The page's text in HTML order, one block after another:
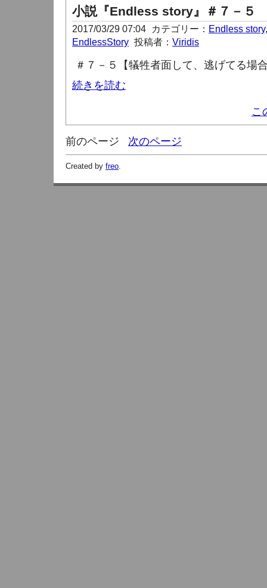
小説『Endless story』＃７－５
2017/03/29 07:04 カテゴリー： Endless story
EndlessStory 投稿者： Viridis
＃７－５【犠牲者面して、逃げてる場
続きを読む
こ
前のページ 次のページ
Created by freo.